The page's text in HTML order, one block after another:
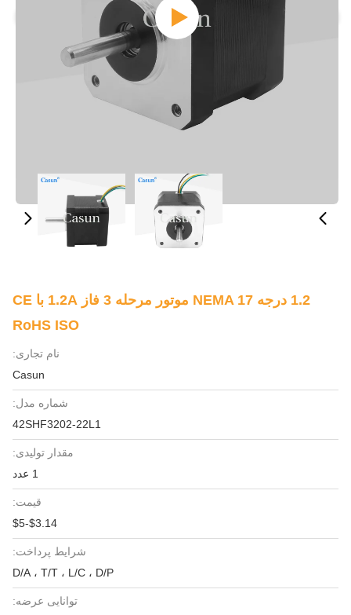
1.2 درجه NEMA 17 موتور مرحله 3 فاز 1.2A با CE
RoHS ISO
نام تجاری:
Casun
شماره مدل:
42SHF3202-22L1
مقدار تولیدی:
قیمت:
$3.14-$5
شرایط پرداخت:
D/A ، T/T ، L/C ، D/P
توانایی عرضه: